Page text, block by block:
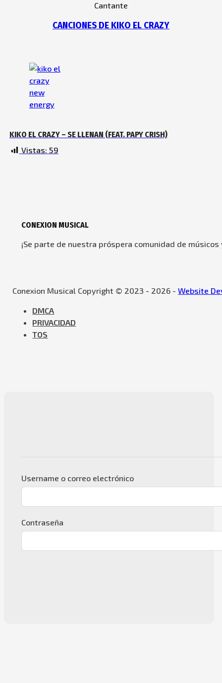
Cantante
CANCIONES DE KIKO EL CRAZY
KIKO EL CRAZY – SE LLENAN (FEAT. PAPY CRISH)
Vistas: 59
CONEXION MUSICAL
¡Se parte de nuestra próspera comunidad de
Conexion Musical Copyright © 2023 - 2026 -Website
DMCA
PRIVACIDAD
TOS
Username o correo electrónico
Contraseña